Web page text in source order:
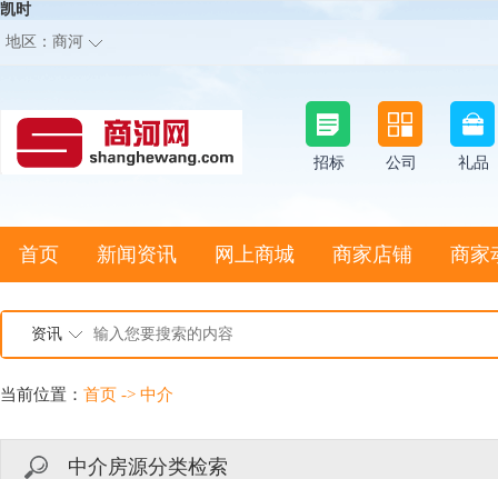
凯时
地区： 商河
招标 公司 礼品
首页 新闻资讯 网上商城 商家店铺 商家
资讯
当前位置： 首页 -> 中介
中介房源分类检索